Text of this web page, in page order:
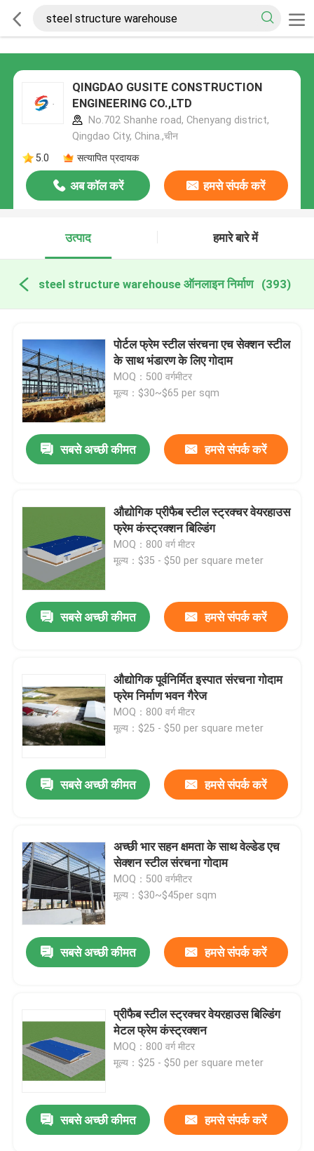
QINGDAO GUSITE CONSTRUCTION
ENGINEERING CO.,LTD
No.702 Shanhe road, Chenyang district,
Qingdao City, China.,चीन
5.0
सत्यापित प्रदायक
अब कॉल करें हमसे संपर्क करें
उत्पाद हमारे बारे में
steel structure warehouse ऑनलाइन निर्माण (393)
पोर्टल फ्रेम स्टील संरचना एच सेक्शन स्टील
के साथ भंडारण के लिए गोदाम
MOQ：500 वर्गमीटर
मूल्य：$30~$65 per sqm
सबसे अच्छी कीमत हमसे संपर्क करें
औद्योगिक प्रीफैब स्टील स्ट्रक्चर वेयरहाउस
फ्रेम कंस्ट्रक्शन बिल्डिंग
MOQ：800 वर्ग मीटर
मूल्य：$35 - $50 per square meter
सबसे अच्छी कीमत हमसे संपर्क करें
औद्योगिक पूर्वनिर्मित इस्पात संरचना गोदाम
फ्रेम निर्माण भवन गैरेज
MOQ：800 वर्ग मीटर
मूल्य：$25 - $50 per square meter
सबसे अच्छी कीमत हमसे संपर्क करें
अच्छी भार सहन क्षमता के साथ वेल्डेड एच
सेक्शन स्टील संरचना गोदाम
MOQ：500 वर्गमीटर
मूल्य：$30~$45per sqm
सबसे अच्छी कीमत हमसे संपर्क करें
प्रीफैब स्टील स्ट्रक्चर वेयरहाउस बिल्डिंग
मेटल फ्रेम कंस्ट्रक्शन
MOQ：800 वर्ग मीटर
मूल्य：$25 - $50 per square meter
सबसे अच्छी कीमत हमसे संपर्क करें